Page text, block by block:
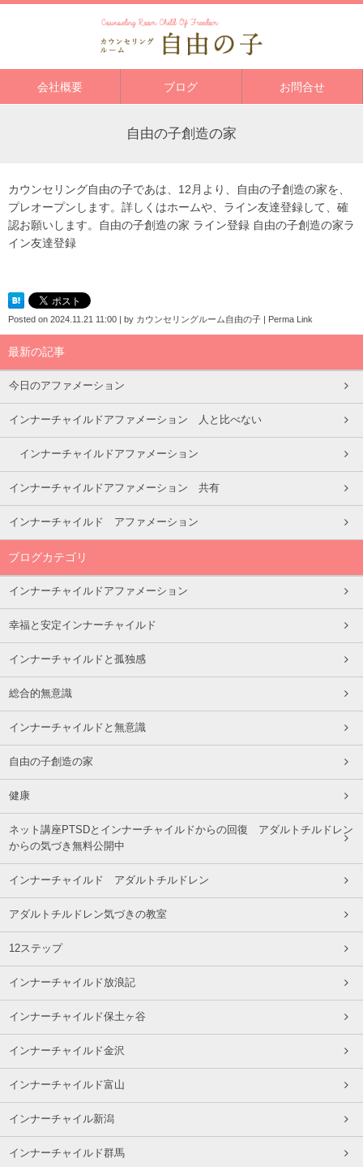
会社概要 ブログ お問合せ
自由の子創造の家
カウンセリング自由の子であは、12月より、自由の子創造の家を、
プレオープンします。詳しくはホームや、ライン友達登録して、確
認お願いします。
自由の子創造の家 ライン登録 自由の子創造の家ラ
イン友達登録
Posted on 2024.11.21 11:00 | by カウンセリングルーム自由の子 | Perma Link
最新の記事
今日のアファメーション
インナーチャイルドアファメーション 人と比べない
インナーチャイルドアファメーション
インナーチャイルドアファメーション 共有
インナーチャイルド アファメーション
ブログカテゴリ
インナーチャイルドアファメーション
幸福と安定インナーチャイルド
インナーチャイルドと孤独感
総合的無意識
インナーチャイルドと無意識
自由の子創造の家
健康
ネット講座PTSDとインナーチャイルドからの回復 アダルトチルドレン
からの気づき無料公開中
インナーチャイルド アダルトチルドレン
アダルトチルドレン気づきの教室
12ステップ
インナーチャイルド放浪記
インナーチャイルド保土ヶ谷
インナーチャイルド金沢
インナーチャイルド富山
インナーチャイル新潟
インナーチャイルド群馬